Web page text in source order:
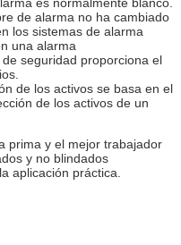
de alarma no ha cambiado
los sistemas de alarma
una alarma
seguridad proporciona el
de los activos se basa en el
de los activos de un
prima y el mejor trabajador
y no blindados
aplicación práctica.